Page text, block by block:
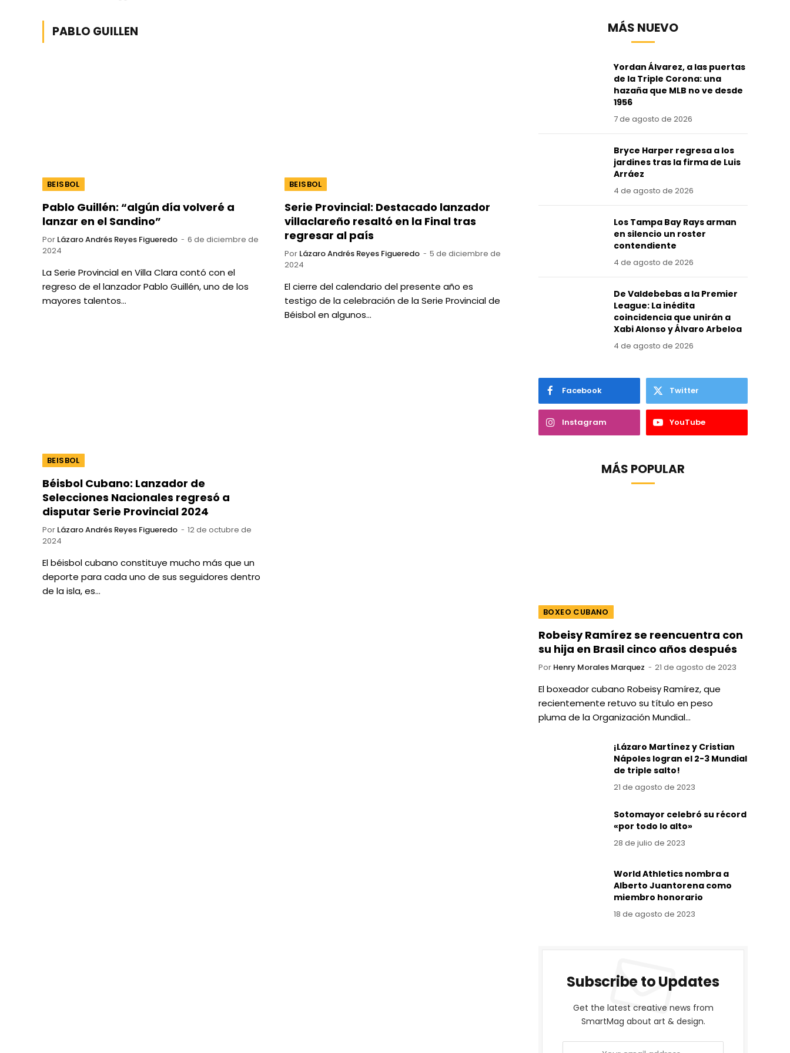
PABLO GUILLEN
BEISBOL
Pablo Guillén: “algún día volveré a
lanzar en el Sandino”
Por Lázaro Andrés Reyes Figueredo
6 de diciembre de
2024
La Serie Provincial en Villa Clara contó con el
regreso de el lanzador Pablo Guillén, uno de los
mayores talentos…
BEISBOL
Serie Provincial: Destacado lanzador
villaclareño resaltó en la Final tras
regresar al país
Por Lázaro Andrés Reyes Figueredo
5 de diciembre de
2024
El cierre del calendario del presente año es
testigo de la celebración de la Serie Provincial de
Béisbol en algunos…
BEISBOL
Béisbol Cubano: Lanzador de
Selecciones Nacionales regresó a
disputar Serie Provincial 2024
Por Lázaro Andrés Reyes Figueredo
12 de octubre de
2024
El béisbol cubano constituye mucho más que un
deporte para cada uno de sus seguidores dentro
de la isla, es…
MÁS NUEVO
Yordan Álvarez, a las puertas
de la Triple Corona: una
hazaña que MLB no ve desde
1956
7 de agosto de 2026
Bryce Harper regresa a los
jardines tras la firma de Luis
Arráez
4 de agosto de 2026
Los Tampa Bay Rays arman
en silencio un roster
contendiente
4 de agosto de 2026
De Valdebebas a la Premier
League: La inédita
coincidencia que unirán a
Xabi Alonso y Álvaro Arbeloa
4 de agosto de 2026
Facebook Twitter
Instagram YouTube
MÁS POPULAR
BOXEO CUBANO
Robeisy Ramírez se reencuentra con
su hija en Brasil cinco años después
Por Henry Morales Marquez 21 de agosto de 2023
El boxeador cubano Robeisy Ramírez, que
recientemente retuvo su título en peso
pluma de la Organización Mundial…
¡Lázaro Martínez y Cristian
Nápoles logran el 2-3 Mundial
de triple salto!
21 de agosto de 2023
Sotomayor celebró su récord
«por todo lo alto»
28 de julio de 2023
World Athletics nombra a
Alberto Juantorena como
miembro honorario
18 de agosto de 2023
Subscribe to Updates
Get the latest creative news from
SmartMag about art & design.